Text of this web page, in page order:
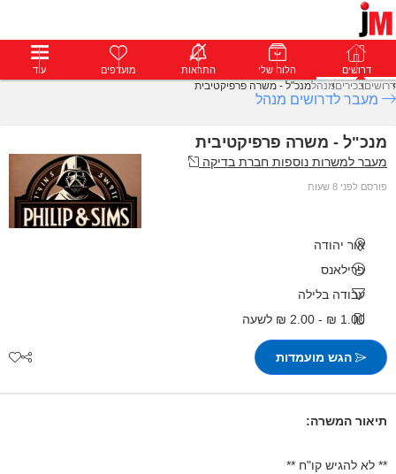
דרושים פרופילים הודעות פרימיום דרושים הלוח שלי התראות מועדפים עוד
דרושיםבכיריםמנהלמנכ"ל - משרה פרפיקטיבית
מעבר לדרושים מנהל
מנכ"ל - משרה פרפיקטיבית
מעבר למשרות נוספות חברת בדיקה
פורסם לפני 8 שעות
אור יהודה
פרילאנס
עבודה בלילה
1.00 ₪ - 2.00 ₪ לשעה
הגש מועמדות
תיאור המשרה:
** לא להגיש קו"ח **